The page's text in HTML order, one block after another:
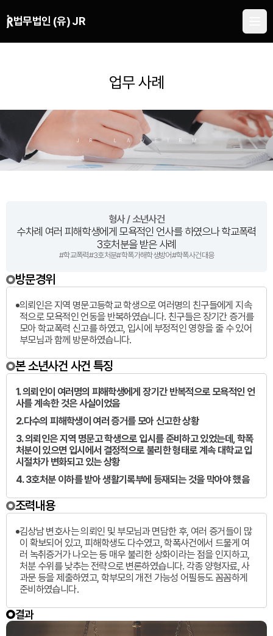
법무법인 (유) JR
업무 사례
형사 / 소년사건
수차례 여러 피해학생에게 모욕적인 언사를 하였으나 학교폭력
3호처분을 받은 사례
#학교폭력#3호처분#학폭가해학생방어#학폭사건대응
방문경위
의뢰인은 지역 명문고등학교 학생으로 여러명의 친구들에게 지속
적으로 모욕적인 언동을 반복하였습니다. 친구들은 장기간 증거를
모아 학교폭력 신고를 하였고, 입시에 부정적인 영향을 줄 수 있어
부모님과 함께 방문하였습니다.
본 소년사건 사건 특징
1. 의뢰인이 여러명의 피해학생에게 장기간 반복적으로 모욕적인 언
사를 계속한 것은 사실이었음
2.다수의 피해학생이 여러 증거를 모아 신고한 상황
3. 의뢰인은 지역 명문고 학생으로 입시를 준비하고 있었는데, 학폭
처분이 있으면 입시에서 결정적으로 불리한 형태로 계속 대학교 입
시절차가 변화되고 있는 상황
4. 3호처분 이하를 받아 생활기록부에 등재되는 것을 막아야 했음
조력내용
김상남 변호사는 의뢰인 및 부모님과 면담한 후, 여러 증거들이 많
이 확보되어 있고, 피해학생도 다수였고, 학폭사건에서 드물게 여
러 녹취증거가 나오는 등 매우 불리한 상화이라는 점을 인지하고,
처분 수위를 낮추는 전략으로 변론하였습니다. 각종 양형자료, 사
과문 등을 제출하였고, 학부모의 개전 가능성 어필등도 꼼꼼하게
준비하였습니다.
결과